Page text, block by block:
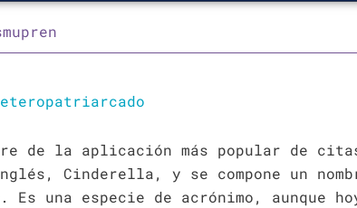
de la aplicación más popular de
Cinderella, y se compone un
Es una especie de acrónimo, aunque